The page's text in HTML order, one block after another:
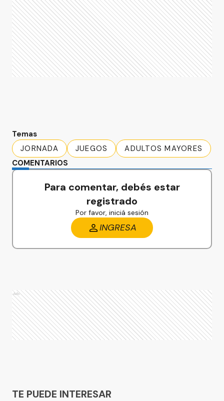
Temas
JORNADA
JUEGOS
ADULTOS MAYORES
COMENTARIOS
Para comentar, debés estar
registrado
Por favor, iniciá sesión
INGRESA
Ads
TE PUEDE INTERESAR